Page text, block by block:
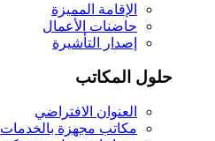
الإقامة المميزة
حاضنات الأعمال
إصدار التأشيرة
حلول المكاتب
العنوان الافتراضي
مكاتب مجهزة بالخدمات